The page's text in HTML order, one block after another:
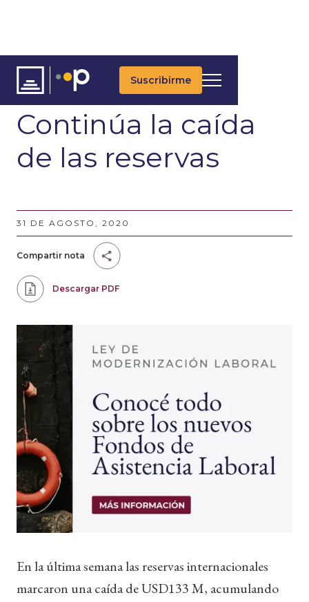
Suscribirme
ARTÍCULOS
Continúa la caída
de las reservas
31 DE AGOSTO, 2020
Compartir nota
Descargar PDF
En la última semana las reservas internacionales
marcaron una caída de USD133 M, acumulando